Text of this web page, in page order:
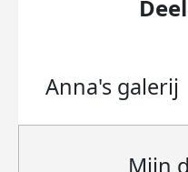
Anna's galerij
Mijn